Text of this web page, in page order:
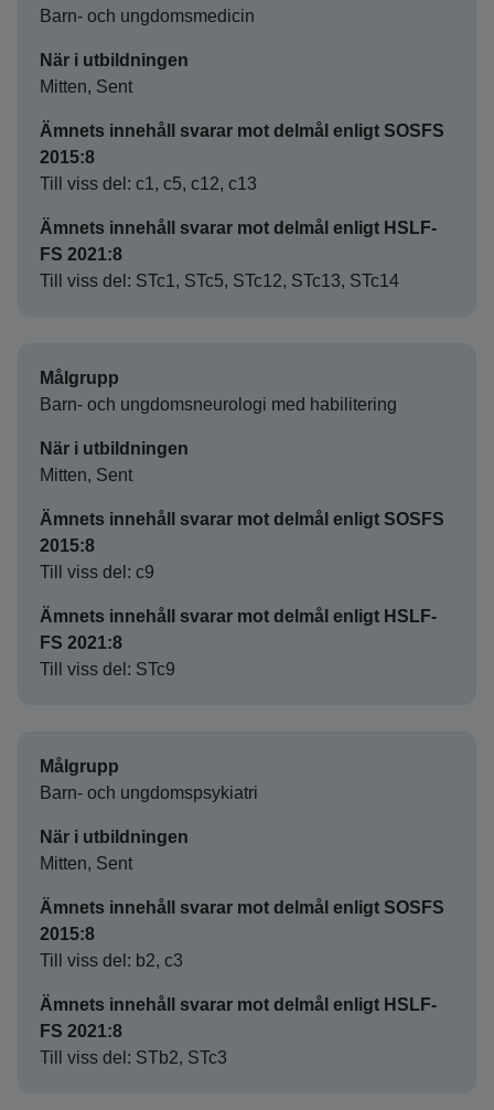
Barn- och ungdomsmedicin
När i utbildningen
Mitten, Sent
Ämnets innehåll svarar mot delmål enligt SOSFS
2015:8
Till viss del: c1, c5, c12, c13
Ämnets innehåll svarar mot delmål enligt HSLF-
FS 2021:8
Till viss del: STc1, STc5, STc12, STc13, STc14
Målgrupp
Barn- och ungdomsneurologi med habilitering
När i utbildningen
Mitten, Sent
Ämnets innehåll svarar mot delmål enligt SOSFS
2015:8
Till viss del: c9
Ämnets innehåll svarar mot delmål enligt HSLF-
FS 2021:8
Till viss del: STc9
Målgrupp
Barn- och ungdomspsykiatri
När i utbildningen
Mitten, Sent
Ämnets innehåll svarar mot delmål enligt SOSFS
2015:8
Till viss del: b2, c3
Ämnets innehåll svarar mot delmål enligt HSLF-
FS 2021:8
Till viss del: STb2, STc3